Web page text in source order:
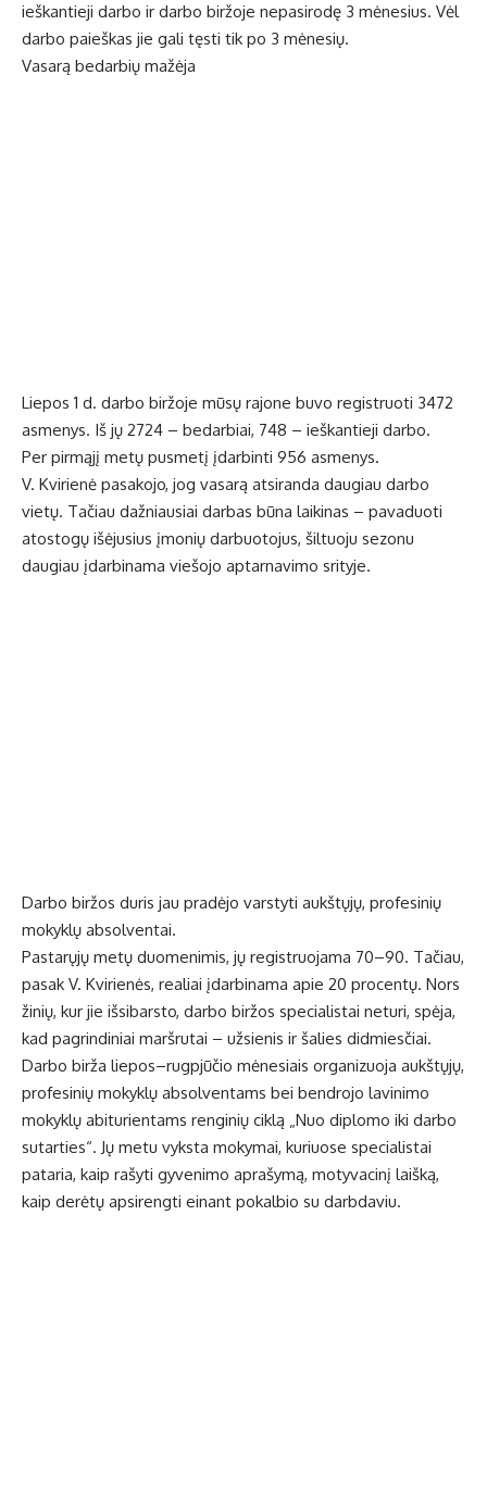
ieškantieji darbo ir darbo biržoje nepasirodę 3 mėnesius. Vėl
darbo paieškas jie gali tęsti tik po 3 mėnesių.
Vasarą bedarbių mažėja
Liepos 1 d. darbo biržoje mūsų rajone buvo registruoti 3472
asmenys. Iš jų 2724 – bedarbiai, 748 – ieškantieji darbo.
Per pirmąjį metų pusmetį įdarbinti 956 asmenys.
V. Kvirienė pasakojo, jog vasarą atsiranda daugiau darbo
vietų. Tačiau dažniausiai darbas būna laikinas – pavaduoti
atostogų išėjusius įmonių darbuotojus, šiltuoju sezonu
daugiau įdarbinama viešojo aptarnavimo srityje.
Darbo biržos duris jau pradėjo varstyti aukštųjų, profesinių
mokyklų absolventai.
Pastarųjų metų duomenimis, jų registruojama 70–90. Tačiau,
pasak V. Kvirienės, realiai įdarbinama apie 20 procentų. Nors
žinių, kur jie išsibarsto, darbo biržos specialistai neturi, spėja,
kad pagrindiniai maršrutai – užsienis ir šalies didmiesčiai.
Darbo birža liepos–rugpjūčio mėnesiais organizuoja aukštųjų,
profesinių mokyklų absolventams bei bendrojo lavinimo
mokyklų abiturientams renginių ciklą „Nuo diplomo iki darbo
sutarties“. Jų metu vyksta mokymai, kuriuose specialistai
pataria, kaip rašyti gyvenimo aprašymą, motyvacinį laišką,
kaip derėtų apsirengti einant pokalbio su darbdaviu.